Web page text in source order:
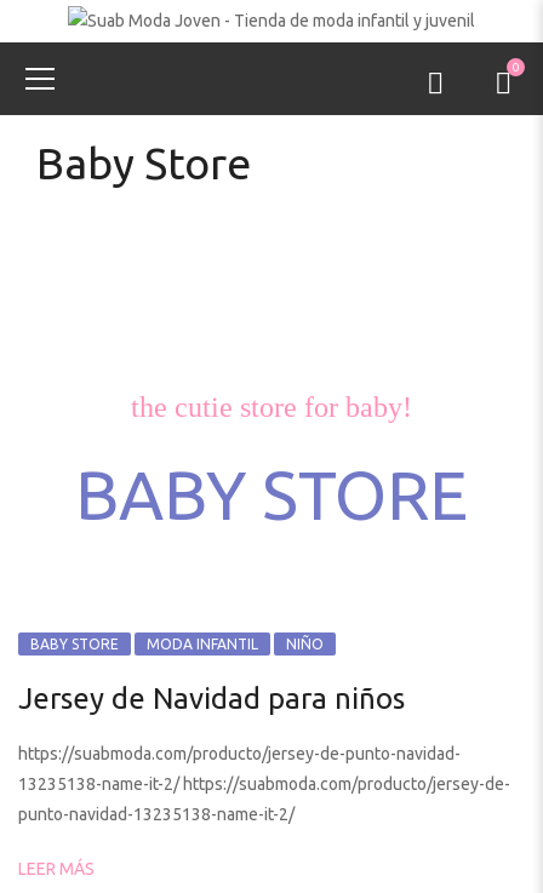
0
Baby Store
the cutie store for baby!
BABY STORE
BABY STORE MODA INFANTIL NIÑO
Jersey de Navidad para niños
https://suabmoda.com/producto/jersey-de-punto-navidad-
13235138-name-it-2/ https://suabmoda.com/producto/jersey-de-
punto-navidad-13235138-name-it-2/
LEER MÁS